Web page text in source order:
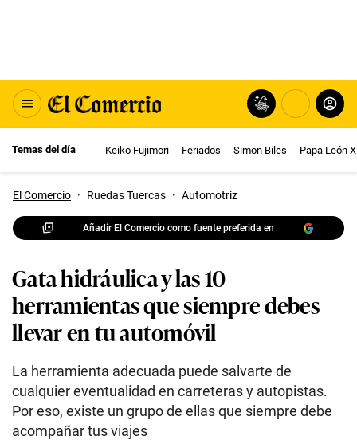
Temas del día Keiko Fujimori Feriados Simon Biles Papa León
El Comercio · Ruedas Tuercas · Automotriz
Añadir El Comercio como fuente preferida en
Gata hidráulica y las 10
herramientas que siempre debes
llevar en tu automóvil
La herramienta adecuada puede salvarte de
cualquier eventualidad en carreteras y autopistas.
Por eso, existe un grupo de ellas que siempre debe
acompañar tus viajes